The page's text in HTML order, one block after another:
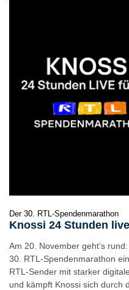
Der 30. RTL-Spendenmarathon
Knossi 24 Stunden
Am 20. November geht’s
30. RTL-Spendenmarathon
RTL-Sender mit starker
und kämpft Knossi sich durch